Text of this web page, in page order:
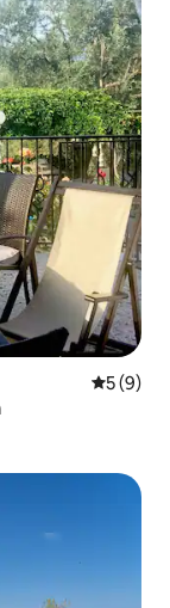
คะแนนเฉ
5 (9)